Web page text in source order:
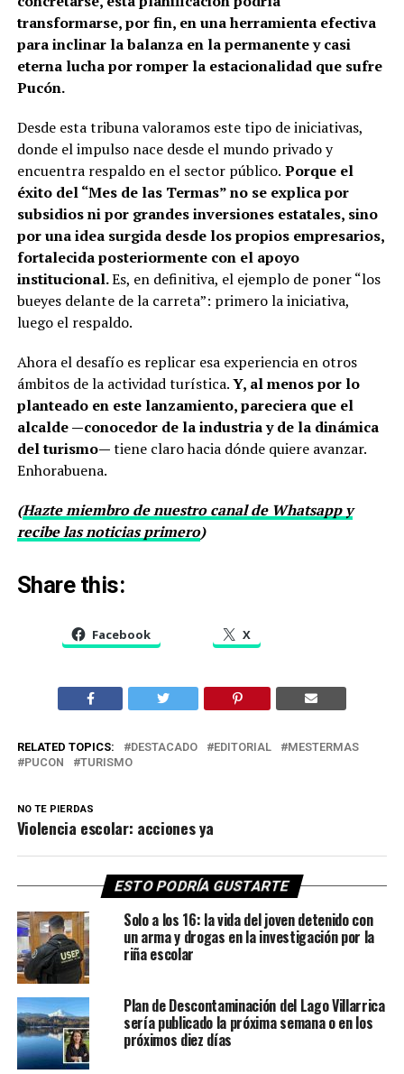
transformarse, por fin, en una herramienta efectiva
para inclinar la balanza en la permanente y casi
eterna lucha por romper la estacionalidad que sufre
Pucón.
Desde esta tribuna valoramos este tipo de iniciativas,
donde el impulso nace desde el mundo privado y
encuentra respaldo en el sector público. Porque el
éxito del “Mes de las Termas” no se explica por
subsidios ni por grandes inversiones estatales, sino
por una idea surgida desde los propios empresarios,
fortalecida posteriormente con el apoyo
institucional.Es, en definitiva, el ejemplo de poner “los
bueyes delante de la carreta”: primero la iniciativa,
luego el respaldo.
Ahora el desafío es replicar esa experiencia en otros
ámbitos de la actividad turística.Y, al menos por lo
planteado en este lanzamiento, pareciera que el
alcalde —conocedor de la industria y de la dinámica
del turismo—tiene claro hacia dónde quiere avanzar.
Enhorabuena.
(Hazte miembro de nuestro canal de Whatsapp y
recibe las noticias primero)
Share this:
Facebook X
RELATED TOPICS: DESTACADO EDITORIAL
MESTERMAS
PUCON
TURISMO
NO TE PIERDAS
Violencia escolar: acciones ya
ESTO PODRÍA GUSTARTE
Solo a los 16: la vida del joven detenido con
un arma y drogas en la investigación por la
riña escolar
Plan de Descontaminación del Lago Villarrica
sería publicado la próxima semana o en los
próximos diez días